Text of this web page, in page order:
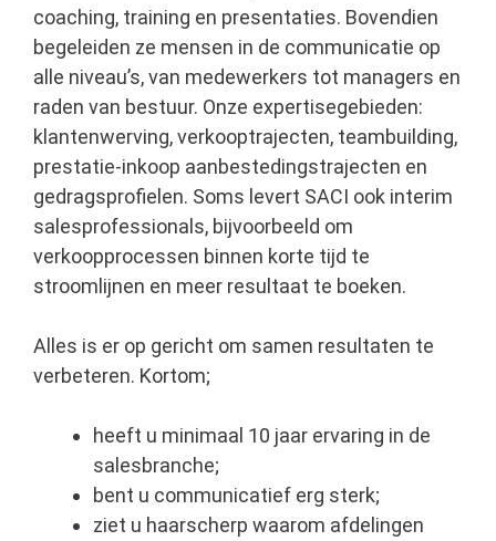
coaching, training en presentaties. Bovendien
begeleiden ze mensen in de communicatie op
alle niveau’s, van medewerkers tot managers en
raden van bestuur. Onze expertisegebieden:
klantenwerving, verkooptrajecten, teambuilding,
prestatie-inkoop aanbestedingstrajecten en
gedragsprofielen. Soms levert SACI ook interim
salesprofessionals, bijvoorbeeld om
verkoopprocessen binnen korte tijd te
stroomlijnen en meer resultaat te boeken.
Alles is er op gericht om samen resultaten te
verbeteren. Kortom;
heeft u minimaal 10 jaar ervaring in de
salesbranche;
bent u communicatief erg sterk;
ziet u haarscherp waarom afdelingen